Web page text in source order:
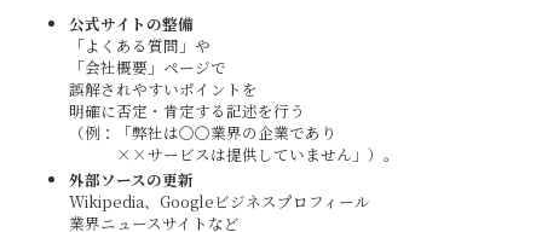
公式サイトの整備
「よくある質問」や
「会社概要」ページで
誤解されやすいポイントを
明確に否定・肯定する記述を行う
（例：「弊社は〇〇業界の企業であり
××サービスは提供していません」）。
外部ソースの更新
Wikipedia、Googleビジネスプロフィール
業界ニュースサイトなど